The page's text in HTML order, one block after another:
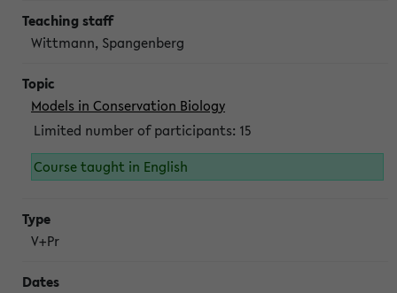
Wittmann, Spangenberg
Models in Conservation Biology
Limited number of participants: 15
Course taught in English
V+Pr